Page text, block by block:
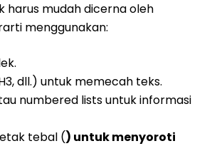
harus mudah dicerna oleh
menggunakan:
dll.) untuk memecah teks.
numbered lists untuk informasi
tebal () untuk menyoroti